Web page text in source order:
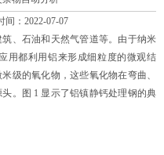
间：2022-07-07
、石油和天然气管道等。由于纳米
用都利用铝来形成细粒度的微观结
级的氧化物，这些氧化物在弯曲、
。图 1 显示了铝镇静钙处理钢的典